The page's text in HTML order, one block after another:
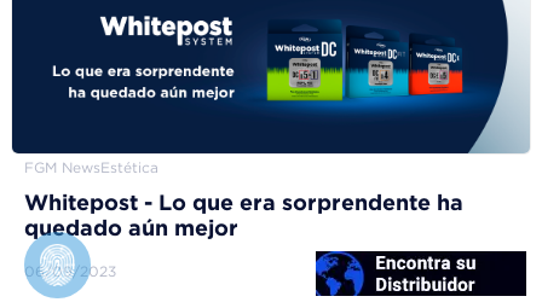
FGM News Estética
Whitepost - Lo que era sorprendente ha
quedado aún mejor
06/09/2023